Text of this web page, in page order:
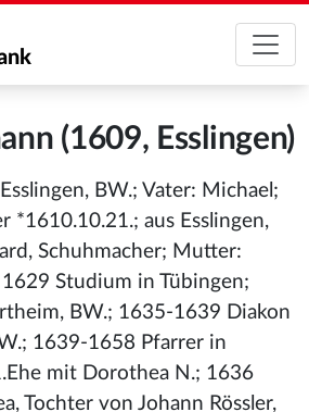
(1609, Esslingen)
BW.; Vater: Michael;
*1610.10.21.; aus Esslingen,
Schuhmacher; Mutter:
Studium in Tübingen;
BW.; 1635-1639 Diakon
1639-1658 Pfarrer in
mit Dorothea N.; 1636
Tochter von Johann Rössler,